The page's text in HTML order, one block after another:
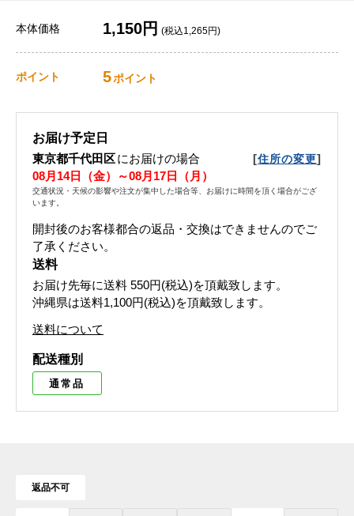
本体価格 1,150円 (税込1,265円)
ポイント 5ポイント
お届け予定日
東京都千代田区にお届けの場合 [住所の変更]
08月14日（金）～08月17日（月）
交通状況・天候の影響や注文が集中した場合等、お届けに時間を頂く場合がござ
います。
開封後のお客様都合の返品・交換はできませんのでご
了承ください。
送料
お届け先毎に送料 550円(税込)を頂戴致します。
沖縄県は送料1,100円(税込)を頂戴致します。
送料について
配送種別
通常品
返品不可